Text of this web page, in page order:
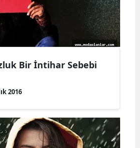
Bir İntihar Sebebi
2016